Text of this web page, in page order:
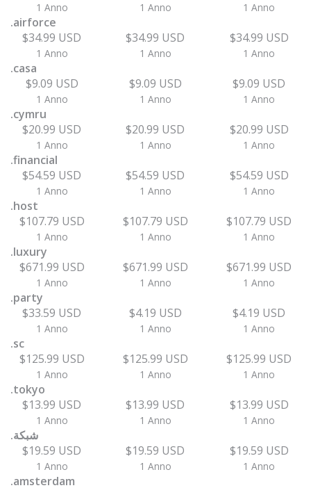
1 Anno 1 Anno 1 Anno
.airforce
$34.99 USD
1 Anno
$34.99 USD
1 Anno
$34.99 USD
1 Anno
.casa
$9.09 USD
1 Anno
$9.09 USD
1 Anno
$9.09 USD
1 Anno
.cymru
$20.99 USD
1 Anno
$20.99 USD
1 Anno
$20.99 USD
1 Anno
.financial
$54.59 USD
1 Anno
$54.59 USD
1 Anno
$54.59 USD
1 Anno
.host
$107.79 USD
1 Anno
$107.79 USD
1 Anno
$107.79 USD
1 Anno
.luxury
$671.99 USD
1 Anno
$671.99 USD
1 Anno
$671.99 USD
1 Anno
.party
$33.59 USD
1 Anno
$4.19 USD
1 Anno
$4.19 USD
1 Anno
.sc
$125.99 USD
1 Anno
$125.99 USD
1 Anno
$125.99 USD
1 Anno
.tokyo
$13.99 USD
1 Anno
$13.99 USD
1 Anno
$13.99 USD
1 Anno
.شبكة
$19.59 USD
1 Anno
$19.59 USD
1 Anno
$19.59 USD
1 Anno
.amsterdam